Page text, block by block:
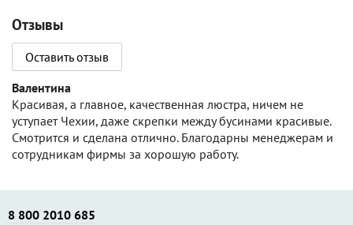
Отзывы
Оставить отзыв
Валентина
Красивая, а главное, качественная люстра, ничем не
уступает Чехии, даже скрепки между бусинами красивые.
Смотрится и сделана отлично. Благодарны менеджерам и
сотрудникам фирмы за хорошую работу.
8 800 2010 685